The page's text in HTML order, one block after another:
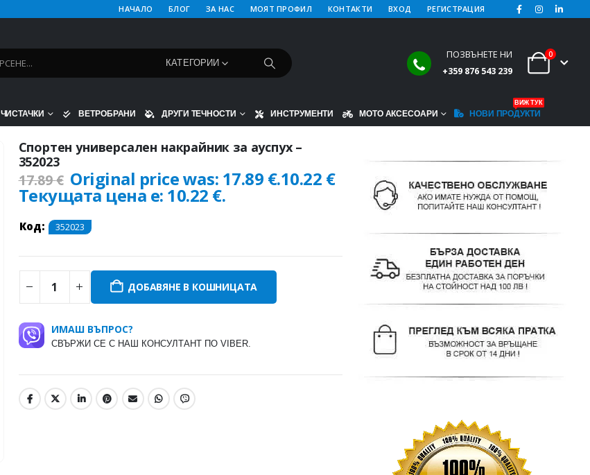
НАЧАЛО БЛОГ ЗА НАС МОЯТ ПРОФИЛ КОНТАКТИ ВХОД РЕГИСТРАЦИЯ
КАТЕГОРИИ
ПОЗВЪНЕТЕ НИ
+359 876 543 239
0
ЧИСТАЧКИ ВЕТРОБРАНИ ДРУГИ ТЕЧНОСТИ ИНСТРУМЕНТИ МОТО АКСЕСОАРИ НОВИ ПРОДУКТИ
ВИЖ ТУК
Спортен универсален накрайник за ауспух –
352023
17.89€ Original price was: 17.89 €.10.22 €
Текущата цена е: 10.22 €.
Код: 352023
ДОБАВЯНЕ В КОШНИЦАТА
ИМАШ ВЪПРОС?
СВЪРЖИ СЕ С НАШ КОНСУЛТАНТ ПО VIBER.